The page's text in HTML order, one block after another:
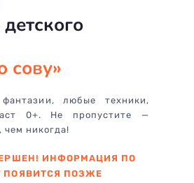
сову»
любые техники,
0+. Не пропустите —
чем никогда!
ИНФОРМАЦИЯ ПО
ПОЗЖЕ